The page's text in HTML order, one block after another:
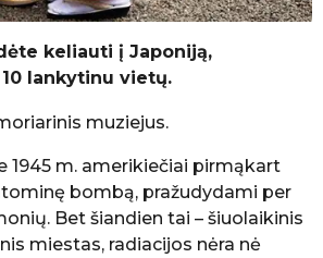
keliauti į Japoniją,
lankytinu vietų.
muziejus.
1945 m. amerikiečiai pirmąkart
bombą, pražudydami per
Bet šiandien tai – šiuolaikinis
miestas, radiacijos nėra nė